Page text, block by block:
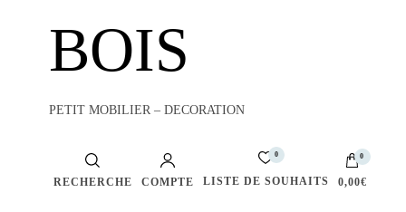
BOIS
PETIT MOBILIER – DECORATION
RECHERCHE COMPTE
0
LISTE DE SOUHAITS
0
0,00€